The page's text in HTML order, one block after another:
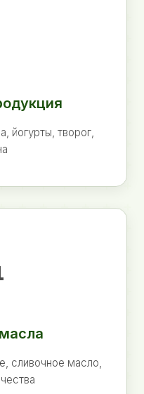
йогурты, творог,
сливочное масло,